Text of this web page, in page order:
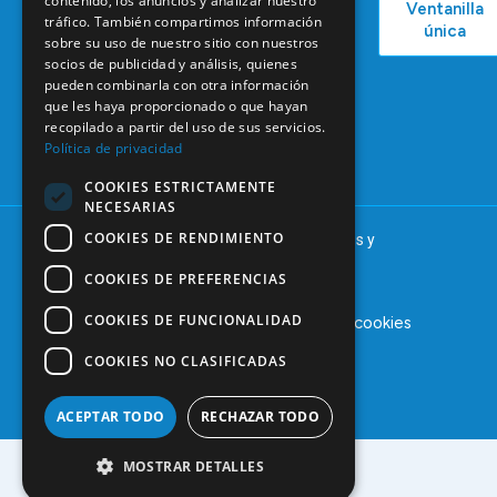
Legendre,
28046
Madrid
91 561 29 05
informacion@coem.org.es
Empleo
Formación
Continuada
Tablón de
anuncios
Podcast
Actualidad
Ventanilla
única
© 2025 – COEM – Colegio Oficial de Odontólogos y
Estomatólogos de la I región
Aviso legalPolítica de privacidad Política de cookies
tráfico. También compartimos información
sobre su uso de nuestro sitio con nuestros
socios de publicidad y análisis, quienes
pueden combinarla con otra información
que les haya proporcionado o que hayan
recopilado a partir del uso de sus servicios.
Política de privacidad
COOKIES ESTRICTAMENTE
NECESARIAS
COOKIES DE RENDIMIENTO
COOKIES DE PREFERENCIAS
COOKIES DE FUNCIONALIDAD
COOKIES NO CLASIFICADAS
ACEPTAR TODO RECHAZAR TODO
MOSTRAR DETALLES